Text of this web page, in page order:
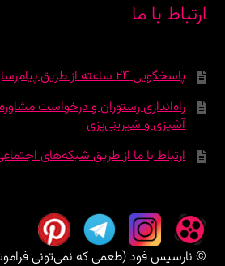
ارتباط با ما
پاسخگویی 24 ساعته از طریق پیام‌رسان‌ها: 09333008612
راه‌اندازی رستوران و درخواست
آشپزی و شیرینی‌پزی
ارتباط با ما از طریق شبکه‌های
© نارسیس فود (طعمی که نمی‌تونی فراموش